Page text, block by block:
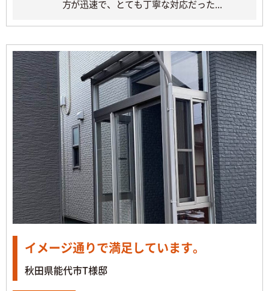
方が迅速で、とても丁寧な対応だった...
イメージ通りで満足しています。
秋田県能代市T様邸